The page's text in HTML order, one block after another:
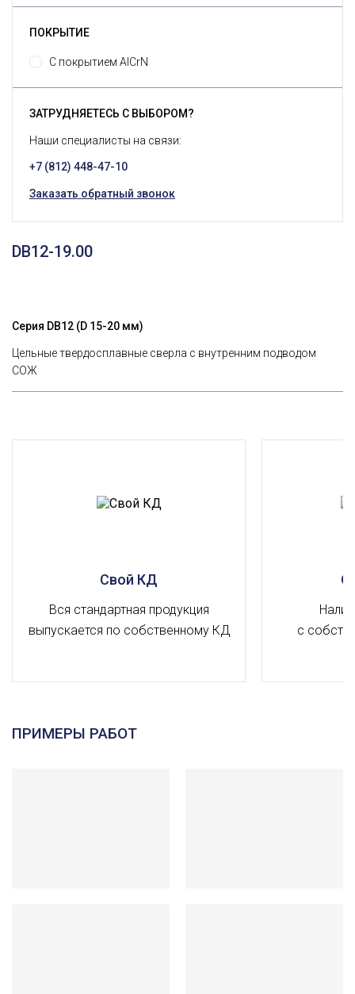
DB12-19.00
Серия DВ12 (D 15-20 мм)
Цельные твердосплавные сверла с внутренним подводом
СОЖ
ПОКРЫТИЕ
С покрытием AlCrN
ЗАТРУДНЯЕТЕСЬ С ВЫБОРОМ?
Наши специалисты на связи:
+7 (812) 448-47-10
Заказать обратный звонок
Свой КД
Вся стандартная продукция
выпускается по собственному КД
с
ПРИМЕРЫ РАБОТ